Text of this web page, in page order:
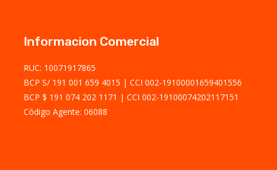
Informacion Comercial
RUC: 10071917865
BCP S/ 191 001 659 4015
CCI 002-19100001659401556
BCP $ 191 074 202 1171
CCI 002-19100074202117151
Código Agente: 06088